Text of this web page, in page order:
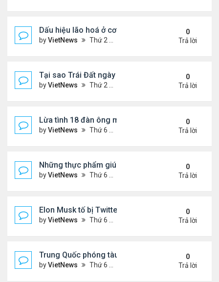
Dấu hiệu lão hoá ở cơ quan sinh dục nam
byVietNews Thứ 2 Tháng 8 08, 2022 12:21 pm
0
Trả lời
Tại sao Trái Đất ngày càng rời xa Mặt Trời?
byVietNews Thứ 2 Tháng 8 08, 2022 12:00 pm
0
Trả lời
Lừa tình 18 đàn ông một lúc
byVietNews Thứ 6 Tháng 8 05, 2022 4:18 pm
0
Trả lời
Những thực phẩm giúp giảm mỡ bụng
byVietNews Thứ 6 Tháng 8 05, 2022 3:08 pm
0
Trả lời
Elon Musk tố bị Twitter lừa
byVietNews Thứ 6 Tháng 8 05, 2022 3:01 pm
0
Trả lời
Trung Quốc phóng tàu vũ trụ tái sử dụng bí ẩn
byVietNews Thứ 6 Tháng 8 05, 2022 2:24 pm
0
Trả lời